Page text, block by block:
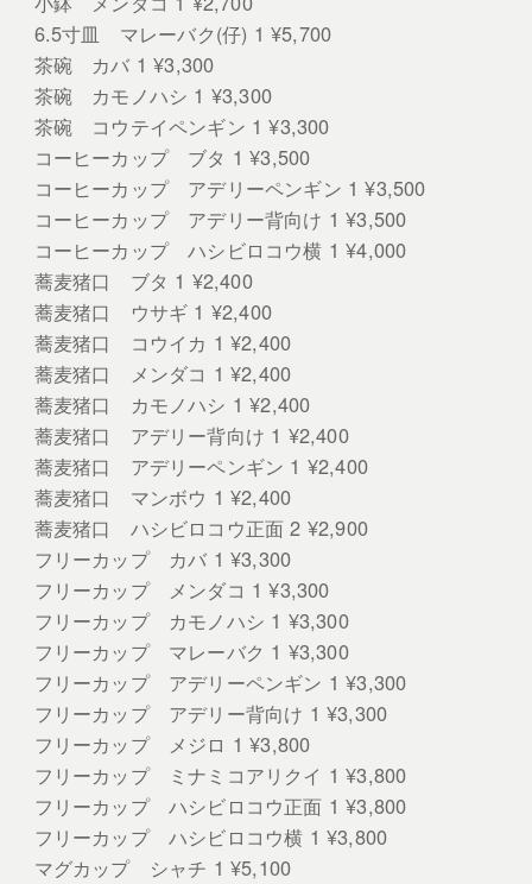
6.5寸皿 マレーバク(仔) 1 ¥5,700
茶碗 カバ 1 ¥3,300
茶碗 カモノハシ 1 ¥3,300
茶碗 コウテイペンギン 1 ¥3,300
コーヒーカップ ブタ 1 ¥3,500
コーヒーカップ アデリーペンギン 1 ¥3,500
コーヒーカップ アデリー背向け 1 ¥3,500
コーヒーカップ ハシビロコウ横 1 ¥4,000
蕎麦猪口 ブタ 1 ¥2,400
蕎麦猪口 ウサギ 1 ¥2,400
蕎麦猪口 コウイカ 1 ¥2,400
蕎麦猪口 メンダコ 1 ¥2,400
蕎麦猪口 カモノハシ 1 ¥2,400
蕎麦猪口 アデリー背向け 1 ¥2,400
蕎麦猪口 アデリーペンギン 1 ¥2,400
蕎麦猪口 マンボウ 1 ¥2,400
蕎麦猪口 ハシビロコウ正面 2 ¥2,900
フリーカップ カバ 1 ¥3,300
フリーカップ メンダコ 1 ¥3,300
フリーカップ カモノハシ 1 ¥3,300
フリーカップ マレーバク 1 ¥3,300
フリーカップ アデリーペンギン 1 ¥3,300
フリーカップ アデリー背向け 1 ¥3,300
フリーカップ メジロ 1 ¥3,800
フリーカップ ミナミコアリクイ 1 ¥3,800
フリーカップ ハシビロコウ正面 1 ¥3,800
フリーカップ ハシビロコウ横 1 ¥3,800
マグカップ シャチ 1 ¥5,100